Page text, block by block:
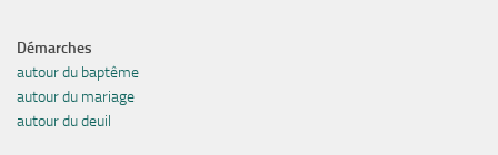
Démarches
autour du baptême
autour du mariage
autour du deuil